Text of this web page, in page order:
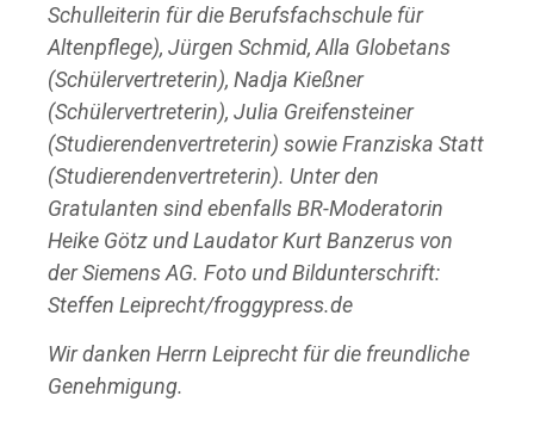
Schulleiterin für die Berufsfachschule für
Altenpflege), Jürgen Schmid, Alla Globetans
(Schülervertreterin), Nadja Kießner
(Schülervertreterin), Julia Greifensteiner
(Studierendenvertreterin) sowie Franziska Statt
(Studierendenvertreterin). Unter den
Gratulanten sind ebenfalls BR-Moderatorin
Heike Götz und Laudator Kurt Banzerus von
der Siemens AG. Foto und Bildunterschrift:
Steffen Leiprecht/froggypress.de
Wir danken Herrn Leiprecht für die freundliche
Genehmigung.